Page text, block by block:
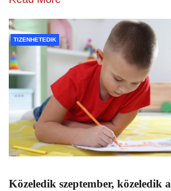
TIZENHETEDIK
Közeledik szeptember, közeledik